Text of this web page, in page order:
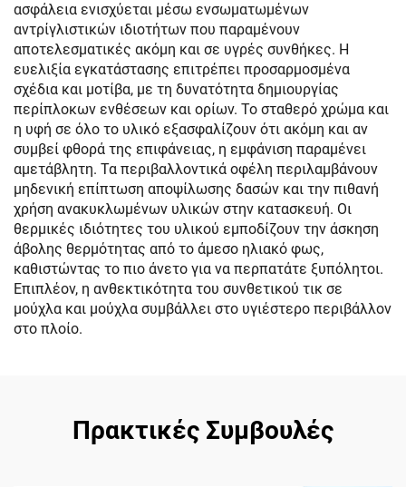
ασφάλεια ενισχύεται μέσω ενσωματωμένων
αντρίγλιστικών ιδιοτήτων που παραμένουν
αποτελεσματικές ακόμη και σε υγρές συνθήκες. Η
ευελιξία εγκατάστασης επιτρέπει προσαρμοσμένα
σχέδια και μοτίβα, με τη δυνατότητα δημιουργίας
περίπλοκων ενθέσεων και ορίων. Το σταθερό χρώμα και
η υφή σε όλο το υλικό εξασφαλίζουν ότι ακόμη και αν
συμβεί φθορά της επιφάνειας, η εμφάνιση παραμένει
αμετάβλητη. Τα περιβαλλοντικά οφέλη περιλαμβάνουν
μηδενική επίπτωση αποψίλωσης δασών και την πιθανή
χρήση ανακυκλωμένων υλικών στην κατασκευή. Οι
θερμικές ιδιότητες του υλικού εμποδίζουν την άσκηση
άβολης θερμότητας από το άμεσο ηλιακό φως,
καθιστώντας το πιο άνετο για να περπατάτε ξυπόλητοι.
Επιπλέον, η ανθεκτικότητα του συνθετικού τικ σε
μούχλα και μούχλα συμβάλλει στο υγιέστερο περιβάλλον
στο πλοίο.
Πρακτικές Συμβουλές